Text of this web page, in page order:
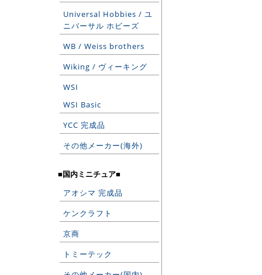
Universal Hobbies / ユ
ニバーサル ホビーズ
WB / Weiss brothers
Wiking / ヴィーキング
WSI
WSI Basic
YCC 完成品
その他メーカー(海外)
■国内ミニチュア■
アオシマ 完成品
ケンクラフト
京商
トミーテック